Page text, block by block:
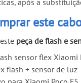
após a
este
peça de flash e
sensor flex Xiaomi
flash + sensor de luz